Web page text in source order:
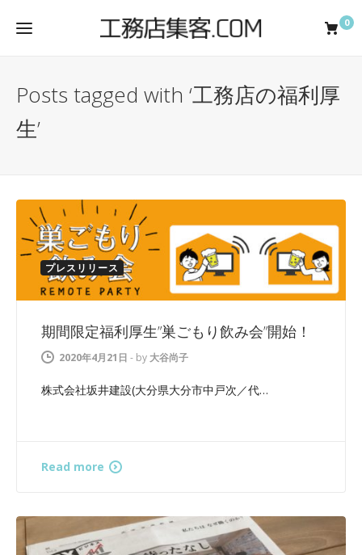
0
Posts tagged with ‘工務店の福利厚
生’
プレスリリース
期間限定福利厚生”巣ごもり飲み会”開始！
2020年4月21日 - by 大谷尚子
株式会社坂井建設(大分県大分市中戸次／代…
Read more